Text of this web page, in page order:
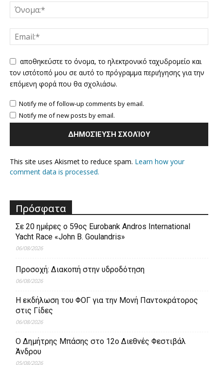
αποθηκεύστε το όνομα, το ηλεκτρονικό ταχυδρομείο και
τον ιστότοπό μου σε αυτό το πρόγραμμα περιήγησης για την
επόμενη φορά που θα σχολιάσω.
Notify me of follow-up comments by email.
Notify me of new posts by email.
This site uses Akismet to reduce spam. Learn how your
comment data is processed.
Πρόσφατα
Σε 20 ημέρες ο 59ος Eurobank Andros International
Yacht Race «John B. Goulandris»
06/08/2026
Προσοχή: Διακοπή στην υδροδότηση
06/08/2026
Η εκδήλωση του ΦΟΓ για την Μονή Παντοκράτορος
στις Γίδες
06/08/2026
Ο Δημήτρης Μπάσης στο 12ο Διεθνές Φεστιβάλ
Άνδρου
05/08/2026